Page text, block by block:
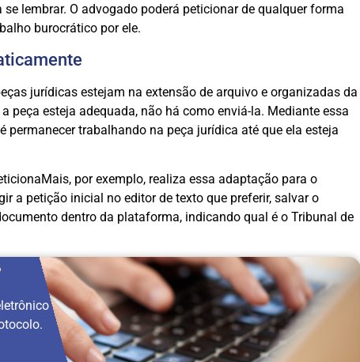
lembrar. O advogado poderá peticionar de qualquer forma
burocrático por ele.
jurídicas estejam na extensão de arquivo e organizadas da
peça esteja adequada, não há como enviá-la. Mediante essa
permanecer trabalhando na peça jurídica até que ela esteja
por exemplo, realiza essa adaptação para o
a petição inicial no editor de texto que preferir, salvar o
dentro da plataforma, indicando qual é o Tribunal de